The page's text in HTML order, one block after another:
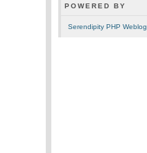
POWERED BY
Serendipity PHP Weblog